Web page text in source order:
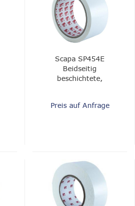
Scapa SP454E
Beidseitig
beschichtete,
Preis auf Anfrage